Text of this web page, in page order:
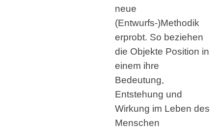
neue
(Entwurfs-)Methodik
erprobt. So beziehen
die Objekte Position in
einem ihre
Bedeutung,
Entstehung und
Wirkung im Leben des
Menschen